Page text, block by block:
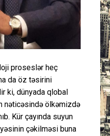
Peşə etikası
Əlaqə
proseslər heç
da öz təsirini
ki, dünyada qlobal
nəticəsində ölkəmizdə
Kür çayında suyun
çəkilməsi buna